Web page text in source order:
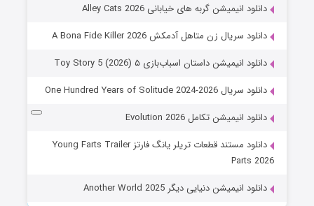
دانلود انیمیشن گربه های خیابانی Alley Cats 2026
دانلود سریال زن متاهل آدمکش A Bona Fide Killer 2026
دانلود انیمیشن داستان اسباب‌بازی ۵ Toy Story 5 (2026)
دانلود سریال One Hundred Years of Solitude 2024-2026
دانلود انیمیشن تکامل Evolution 2026
دانلود مستند قطعات تریلر یانگ فارتز Young Farts Trailer
Parts 2026
دانلود انیمیشن دنیایی دیگر Another World 2025